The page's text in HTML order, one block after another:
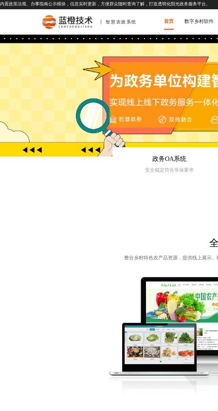
内置政策法规、办事指南公示模块，信息实时更新，方便群众随时查询了解，打造透明化阳光政务服务平台。
智慧农政系统 首页 数字乡村软件
政务OA系统
安全稳定符合等保要求
整合乡村特色农产品资源，提供线上展示